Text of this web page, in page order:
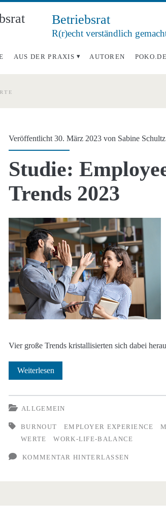
Betriebsrat
R(r)echt verständlich
AUS DER PRAXIS AUTOREN POKO.DE
span>
Veröffentlicht 30. März 2023 von Sabine Schultz
Studie:
Trends 2023
Vier große Trends kristallisierten sich dabei
WeiterlesenStudie:
Experience
Trends
2023
ALLGEMEIN
BURNOUT EMPLOYER EXPERIENCE
WERTE
WORK-LIFE-BALANCE
KOMMENTAR HINTERLASSEN